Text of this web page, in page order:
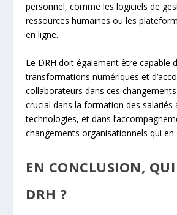
personnel, comme les logiciels de
ressources humaines ou les
en ligne.
Le DRH doit également être capable
transformations numériques et
collaborateurs dans ces
crucial dans la formation des salariés
technologies, et dans
changements organisationnels qui en
EN CONCLUSION, QUI
DRH ?